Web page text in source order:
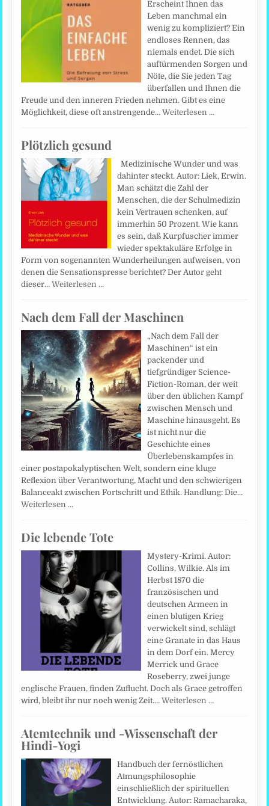
Erscheint Ihnen das
Leben manchmal ein
wenig zu kompliziert? Ein
endloses Rennen, das
niemals endet. Die sich
auftürmenden Sorgen und
Nöte, die Sie jeden Tag
überfallen und Ihnen die
Freude und den inneren Frieden nehmen. Gibt es eine
Möglichkeit, diese oft anstrengende…Weiterlesen …
Plötzlich gesund
Medizinische Wunder und was
dahinter steckt. Autor: Liek, Erwin.
Man schätzt die Zahl der
Menschen, die der Schulmedizin
kein Vertrauen schenken, auf
immerhin 50 Prozent. Wie kann
es sein, daß Kurpfuscher immer
wieder spektakuläre Erfolge in
Form von sogenannten Wunderheilungen aufweisen, von
denen die Sensationspresse berichtet? Der Autor geht
dieser…Weiterlesen …
Nach dem Fall der Maschinen
„Nach dem Fall der
Maschinen“ ist ein
packender und
tiefgründiger Science-
Fiction-Roman, der weit
über den üblichen Kampf
zwischen Mensch und
Maschine hinausgeht. Es
ist nicht nur die
Geschichte eines
Überlebenskampfes in
einer postapokalyptischen Welt, sondern eine kluge
Reflexion über Verantwortung, Macht und den schwierigen
Balanceakt zwischen Fortschritt und Ethik. Handlung: Die…
Weiterlesen …
Die lebende Tote
Mystery-Krimi. Autor:
Collins, Wilkie. Als im
Herbst 1870 die
französischen und
deutschen Armeen in
einen blutigen Krieg
verwickelt sind, schlägt
eine Granate in das Haus
in dem Dorf ein. Mercy
Merrick und Grace
Roseberry, zwei junge
englische Frauen, finden Zuflucht. Doch als Grace getroffen
wird, bleibt ihr nur noch wenig Zeit.…Weiterlesen …
Atemtechnik und -Wissenschaft der
Hindi-Yogi
Handbuch der fernöstlichen
Atmungsphilosophie
einschließlich der spirituellen
Entwicklung. Autor: Ramacharaka,